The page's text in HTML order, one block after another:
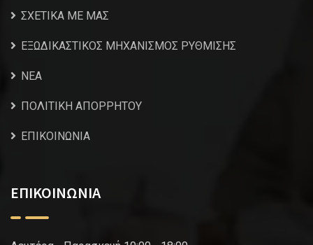
ΣΧΕΤΙΚΑ ΜΕ ΜΑΣ
ΕΞΩΔΙΚΑΣΤΙΚΟΣ ΜΗΧΑΝΙΣΜΟΣ ΡΥΘΜΙΣΗΣ
NEA
ΠΟΛΙΤΙΚΗ ΑΠΟΡΡΗΤΟΥ
ΕΠΙΚΟΙΝΩΝΙΑ
ΕΠΙΚΟΙΝΩΝΙΑ